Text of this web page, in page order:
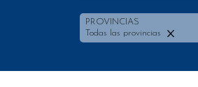
PROVINCIAS
Todas las provincias